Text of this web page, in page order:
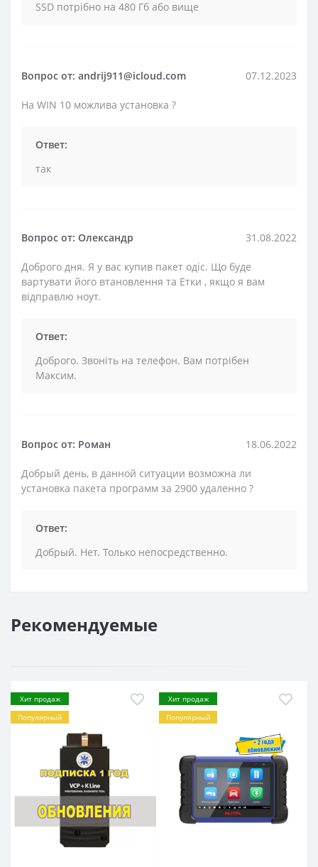
SSD потрібно на 480 Гб або вище
Вопрос от: andrij911@icloud.com 07.12.2023
На WIN 10 можлива установка ?
Ответ:
так
Вопрос от: Олександр 31.08.2022
Доброго дня. Я у вас купив пакет одіс. Що буде
вартувати його втановлення та Етки , якщо я вам
відправлю ноут.
Ответ:
Доброго. Звоніть на телефон. Вам потрібен
Максим.
Вопрос от: Роман 18.06.2022
Добрый день, в данной ситуации возможна ли
установка пакета программ за 2900 удаленно ?
Ответ:
Добрый. Нет. Только непосредственно.
Рекомендуемые
Хит продаж
Популярный
Хит продаж
Популярный